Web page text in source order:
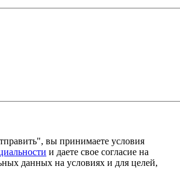
вы принимаете условия
и даете свое согласие на
данных на условиях и для целей,